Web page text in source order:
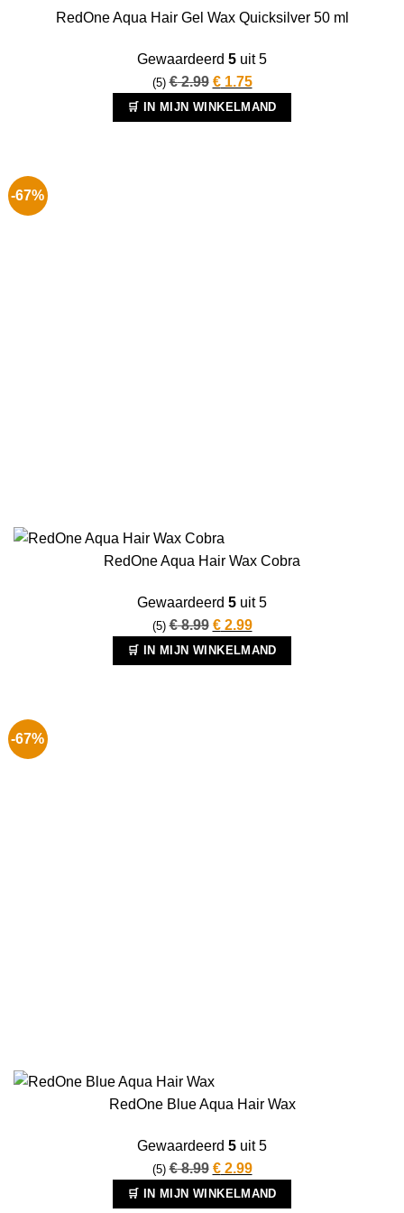
RedOne Aqua Hair Gel Wax Quicksilver 50 ml
Gewaardeerd 5 uit 5
(5) €2.99 Oorspronkelijke
prijs
was:
€1.75Huidige
prijs
is:
🛒 IN MIJN WINKELMAND
-67%
RedOne Aqua Hair Wax Cobra
Gewaardeerd 5 uit 5
(5) €8.99 Oorspronkelijke
prijs
was:
€2.99Huidige
prijs
is:
🛒 IN MIJN WINKELMAND
-67%
RedOne Blue Aqua Hair Wax
Gewaardeerd 5 uit 5
(5) €8.99 Oorspronkelijke
prijs
€2.99Huidige
prijs
🛒 IN MIJN WINKELMAND